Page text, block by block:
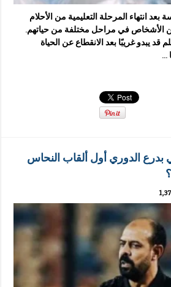
انتهاء المرحلة التعليمية من الأحلام
من الأشخاص في مراحل مختلفة من حياتهم.
يبدو غريبًا بعد الانقطاع عن الحياة
…
بدرع الدوري أول ألقاب النحاس